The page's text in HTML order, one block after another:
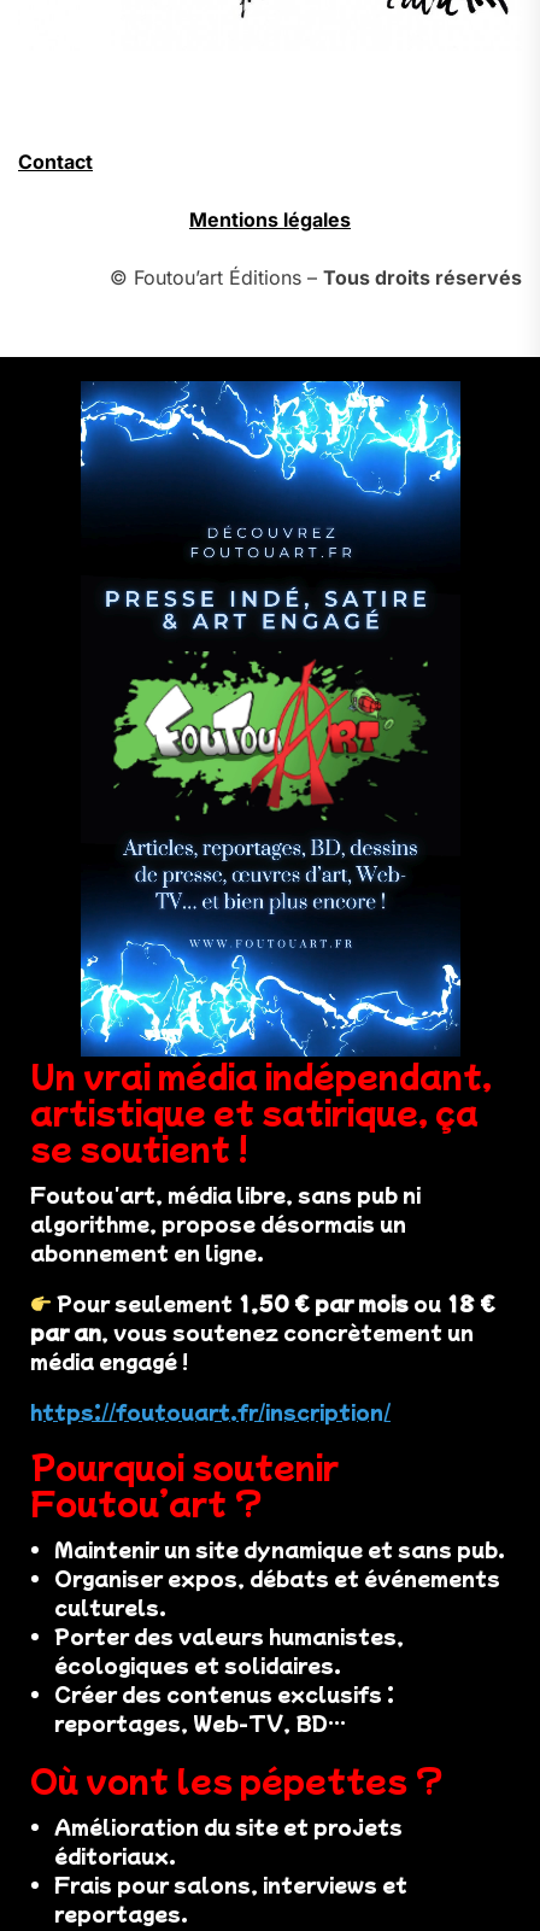
Contact
Mentions légales
© Foutou’art Éditions – Tous droits réservés
Un vrai média indépendant,
artistique et satirique, ça
se soutient !
Foutou'art, média libre, sans pub ni
algorithme, propose désormais un
abonnement en ligne.
Pour seulement 1,50 € par mois ou 18 €
par an, vous soutenez concrètement un
média engagé !
https://foutouart.fr/inscription/
Pourquoi soutenir
Foutou’art ?
Maintenir un site dynamique et sans pub.
Organiser expos, débats et événements
culturels.
Porter des valeurs humanistes,
écologiques et solidaires.
Créer des contenus exclusifs :
reportages, Web-TV, BD…
Où vont les pépettes ?
Amélioration du site et projets
éditoriaux.
Frais pour salons, interviews et
reportages.